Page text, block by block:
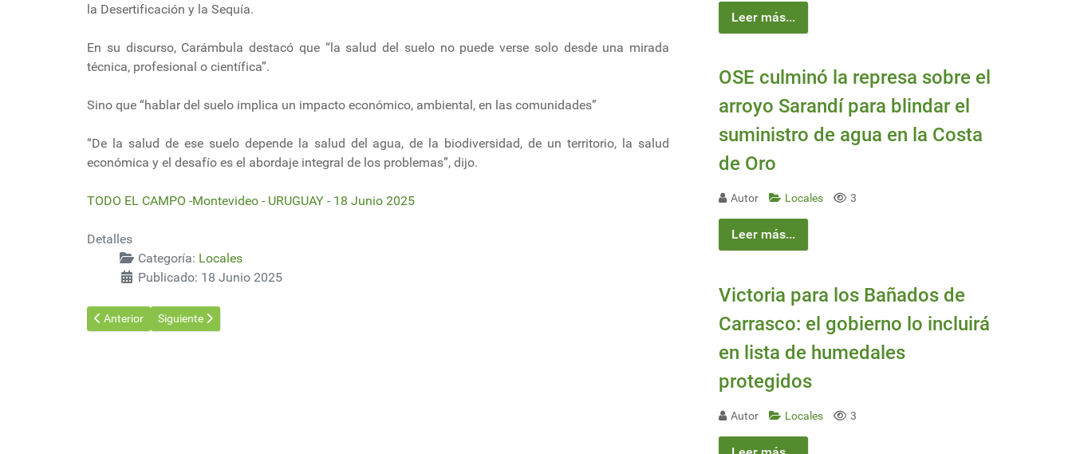
la Desertificación y la Sequía.
En su discurso, Carámbula destacó que “la salud del suelo no puede verse solo desde una mirada
técnica, profesional o científica”.
Sino que “hablar del suelo implica un impacto económico, ambiental, en las comunidades”
“De la salud de ese suelo depende la salud del agua, de la biodiversidad, de un territorio, la salud
económica y el desafío es el abordaje integral de los problemas”, dijo.
TODO EL CAMPO -Montevideo - URUGUAY - 18 Junio 2025
Detalles
Categoría: Locales
Publicado: 18 Junio 2025
Artículo anterior: Montes del Plata presentó su sexto reporte de sostenibilidad: ¿qué impacto económico generó en 2024?
Anterior Artículo siguiente: Análisis de Puente sobre las cotizaciones en energía, metales y agricultura, mientras crecen las tensiones geopolíticas.
Siguiente
Leer más...
OSE culminó la represa sobre el
arroyo Sarandí para blindar el
suministro de agua en la Costa
de Oro
Autor Locales 3
Leer más...
Victoria para los Bañados de
Carrasco: el gobierno lo incluirá
en lista de humedales
protegidos
Autor Locales 3